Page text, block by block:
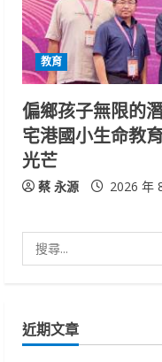
教育
偏鄉孩子無限的
宅港國小生命教
光芒
蔡 永源 2026 年
尋
字:
近期文章